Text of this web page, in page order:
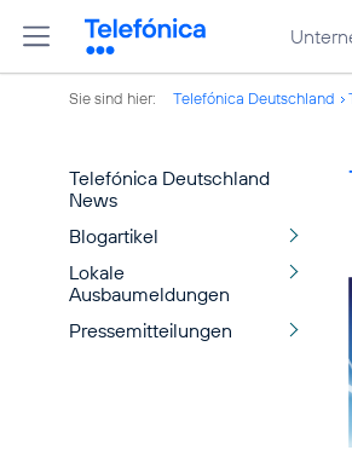
Sie sind hier: Telefónica Deutschland
Telefónica Deutschland
News
Blogartikel
Lokale
Ausbaumeldungen
Pressemitteilungen